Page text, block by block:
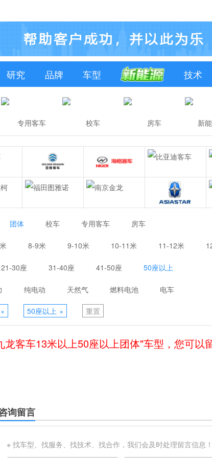
研究 品牌 车型 技术
专用客车 校车 房车 新
团体 校车 专用客车 房车
8-9米 9-10米 10-11米 11-12米
21-30座 31-40座 41-50座 50座以上
纯电动 天然气 燃料电池 电车
× 50座以上 × 重置
龙客车13米以上50座以上团体"车型，您可以
询留言
※ 找车型、找服务、找技术、找合作，我们会及时处理留言信息！